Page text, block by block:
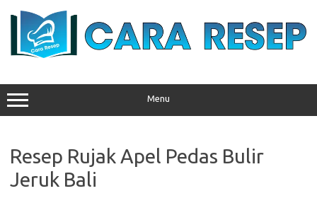
Menu
Resep Rujak Apel Pedas Bulir
Jeruk Bali